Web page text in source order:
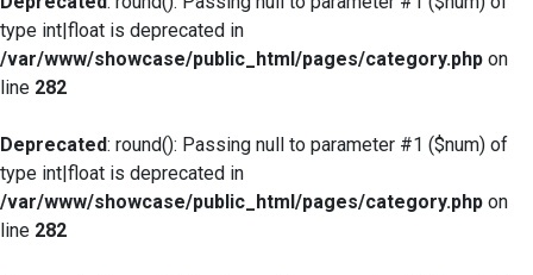
type int|float is deprecated in
/var/www/showcase/public_html/pages/category.php on
line 282
Deprecated: round(): Passing null to parameter #1 ($num) of
type int|float is deprecated in
/var/www/showcase/public_html/pages/category.php on
line 282